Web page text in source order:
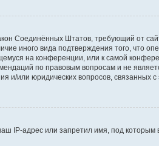
Соединённых Штатов, требующий от
иного вида подтверждения того, что
на конференции, или к самой
по правовым вопросам и не
и/или юридических вопросов, связанных
IP-адрес или запретил имя, под которым